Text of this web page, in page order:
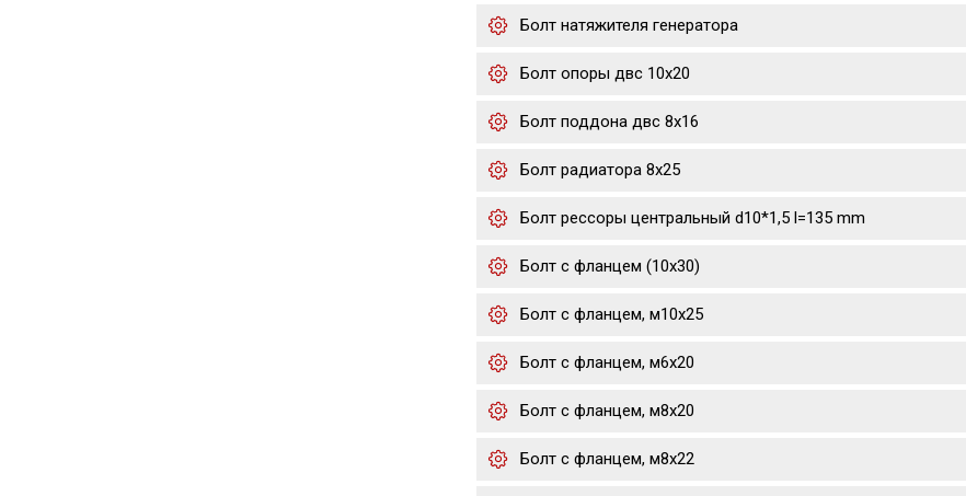
Болт натяжителя генератора
Болт опоры двс 10х20
Болт поддона двс 8х16
Болт радиатора 8х25
Болт рессоры центральный d10*1,5 l=135 mm
Болт с фланцем (10x30)
Болт с фланцем, м10х25
Болт с фланцем, м6х20
Болт с фланцем, м8х20
Болт с фланцем, м8х22